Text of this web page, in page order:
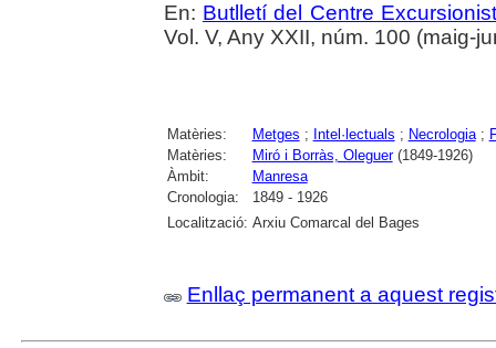
En: Butlletí del Centre
Vol. V, Any XXII, núm. 100 (maig-
Matèries: Metges ; Intel·lectuals ; Necrologia;
Matèries:
Miró i Borràs, Oleguer(1849-1926)
Àmbit:
Manresa
Cronologia:
1849 - 1926
Localització: Arxiu Comarcal del Bages
Enllaç permanent a aquest